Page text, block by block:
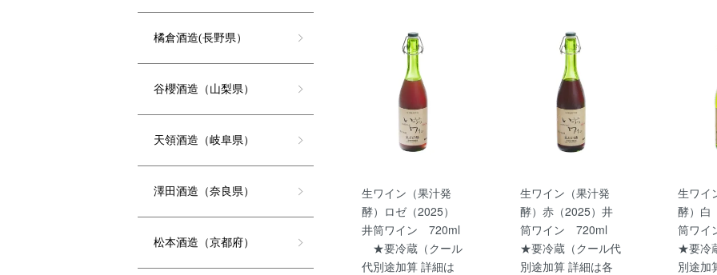
生ワイン（果汁発
酵）ロゼ（2025）
井筒ワイン 720ml
★要冷蔵（クール
代別途加算 詳細は
生ワイン（果汁発
酵）赤（2025）井
筒ワイン 720ml
★要冷蔵（クール代
別途加算 詳細は各
生ワイ
酵）白
筒ワ
★要冷
別途加
橘倉酒造(長野県）
谷櫻酒造（山梨県）
天領酒造（岐阜県）
澤田酒造（奈良県）
松本酒造（京都府）